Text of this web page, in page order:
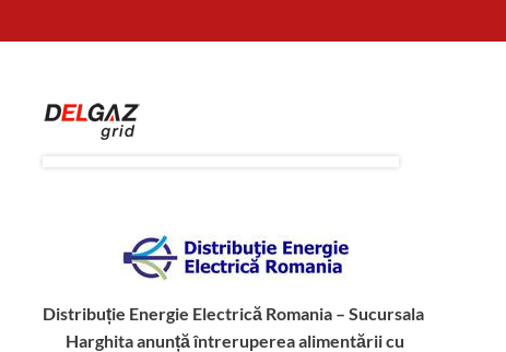
Distribuție Energie Electrică Romania – Sucursala
Harghitaanunță întreruperea alimentării cu